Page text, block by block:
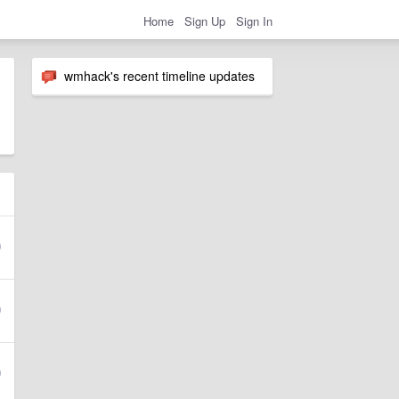
Home Sign Up Sign In
wmhack's recent timeline updates